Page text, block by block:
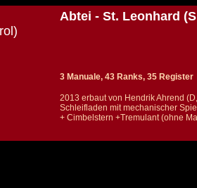
Abtei - St. Leonhard
3 Manuale, 43 Ranks, 35 Register
2013 erbaut von Hendrik Ahrend
Schleifladen mit mechanischer
+ Cimbelstern +Tremulant (ohne